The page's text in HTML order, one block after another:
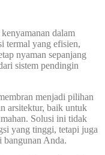
dalam
termal yang efisien,
nyaman sepanjang
sistem pendingin
menjadi pilihan
arsitektur, baik untuk
Solusi ini tidak
yang tinggi, tetapi juga
bangunan Anda.